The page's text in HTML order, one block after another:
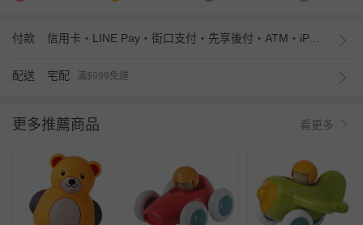
付款 信用卡・LINE Pay・街口支付・先享後付・ATM・iPASS MONEY
配送 宅配 滿$999免運
更多推薦商品 看更多